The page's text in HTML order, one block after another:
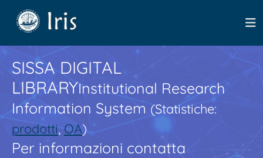
SISSA DIGITAL
LIBRARYInstitutional Research
Information System(Statistiche:
prodotti,OA)
Per informazioni contatta